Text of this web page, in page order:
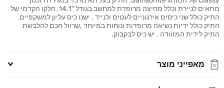
מתאים לניירת וכלל מחיצה מרופדת למחשב בגודל "14.1.
חלקו הקדמי של
התיק כולל שני כיסים אירגוניים לעטים ולנייד . ישנו כיס עליון למשקפיים.
התיק כולל ידיות נשיאה מרופדות ונוחות במיוחד ,שרוול חכם להלבשת
התיק לידית המזוודה . יש כיס לבקבוק.
מאפייני מוצר